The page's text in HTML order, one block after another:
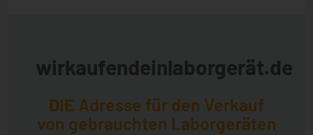
wirkaufendeinlaborgerät.de
DIE Adresse für den Verkauf
von gebrauchten Laborgeräten